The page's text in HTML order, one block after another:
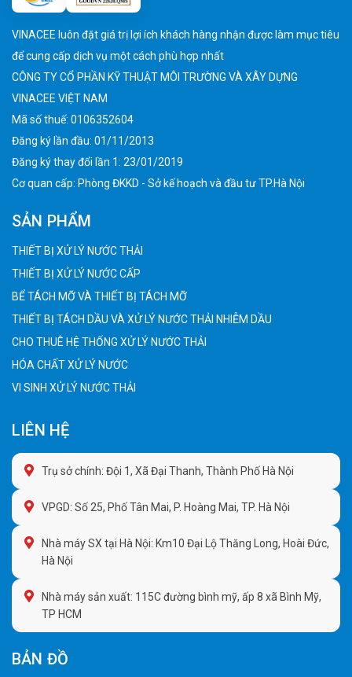
VINACEE luôn đặt giá trị lợi ích khách hàng nhận được làm mục tiêu
để cung cấp dịch vụ một cách phù hợp nhất
CÔNG TY CỔ PHẦN KỸ THUẬT MÔI TRƯỜNG VÀ XÂY DỰNG
VINACEE VIỆT NAM
Mã số thuế: 0106352604
Đăng ký lần đầu: 01/11/2013
Đăng ký thay đổi lần 1: 23/01/2019
Cơ quan cấp: Phòng ĐKKD - Sở kế hoạch và đầu tư TP.Hà Nội
SẢN PHẨM
THIẾT BỊ XỬ LÝ NƯỚC THẢI
THIẾT BỊ XỬ LÝ NƯỚC CẤP
BỂ TÁCH MỠ VÀ THIẾT BỊ TÁCH MỠ
THIẾT BỊ TÁCH DẦU VÀ XỬ LÝ NƯỚC THẢI NHIỄM DẦU
CHO THUÊ HỆ THỐNG XỬ LÝ NƯỚC THẢI
HÓA CHẤT XỬ LÝ NƯỚC
VI SINH XỬ LÝ NƯỚC THẢI
LIÊN HỆ
Trụ sở chính: Đội 1, Xã Đại Thanh, Thành Phố Hà Nội
VPGD: Số 25, Phố Tân Mai, P. Hoàng Mai, TP. Hà Nội
Nhà máy SX tại Hà Nội: Km10 Đại Lộ Thăng Long, Hoài Đức,
Hà Nội
Nhà máy sản xuất: 115C đường bình mỹ, ấp 8 xã Bình Mỹ,
TP HCM
BẢN ĐỒ